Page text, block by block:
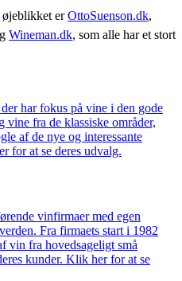
erOttoSuenson.dk,
Wineman.dk, som alle har et stort
har fokus på vine i den gode
vine fra de klassiske områder,
af de nye og interessante
for at se deres udvalg.
vinfirmaer med egen
Fra firmaets start i 1982
vin fra hovedsageligt små
kunder. Klik her for at se